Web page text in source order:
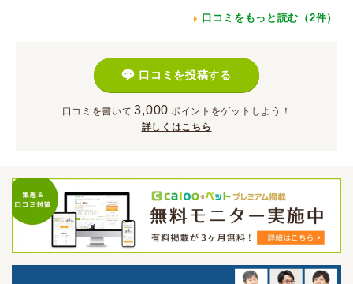
口コミをもっと読む（2件）
口コミを投稿する
口コミを書いて 3,000 ポイント をゲットしよう！
詳しくはこちら